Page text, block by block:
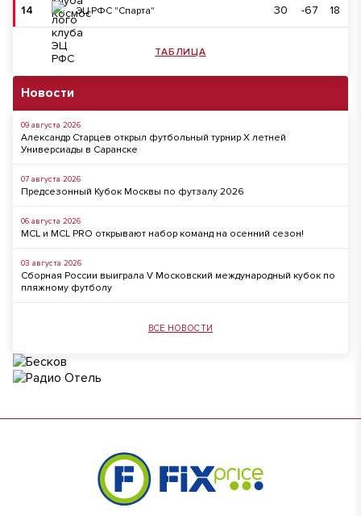
14 ЭЦ РФС "Спарта" 30 -67 18
ТАБЛИЦА
Новости
09 августа 2026
Александр Старцев открыл футбольный турнир X летней
Универсиады в Саранске
07 августа 2026
Предсезонный Кубок Москвы по футзалу 2026
06 августа 2026
MCL и MCL PRO открывают набор команд на осенний сезон!
03 августа 2026
Сборная России выиграла V Московский международный кубок по
пляжному футболу
ВСЕ НОВОСТИ